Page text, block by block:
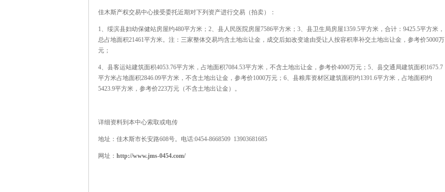
佳木斯产权交易中心接受委托近期对下列资产进行交易（拍卖）：
1、绥滨县妇幼保健站房屋约480平方米；2、县人民医院房屋7586平方米；3、县卫生局房屋1359.5平方米，合计：9425.5平方米，
总占地面积21461平方米。注：三家整体交易均含土地出让金，成交后如改变途由受让人按容积率补交土地出让金，参考价5000万
元；
4、县客运站建筑面积4053.76平方米，占地面积7084.53平方米，不含土地出让金，参考价4000万元；5、县交通局建筑面积1675.7
平方米占地面积2846.09平方米，不含土地出让金，参考价1000万元；6、县粮库资材区建筑面积约1391.6平方米，占地面积约
5423.9平方米，参考价223万元（不含土地出让金）。
详细资料到本中心索取或电传
地址：佳木斯市长安路608号。电话:0454-8668509 13903681685
网址： http://www.jms-0454.com/